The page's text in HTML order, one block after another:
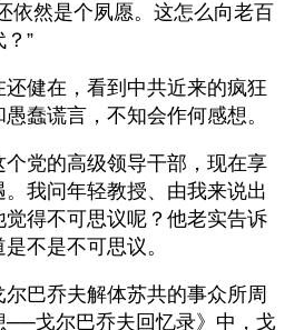
依然是个夙愿。这怎么向老百
”
健在，看到中共近来的疯狂
蠢谎言，不知会作何感想。
党的高级领导干部，现在享
我问年轻教授、由我来说出
得不可思议呢？他老实告诉
不是不可思议。
巴乔夫解体苏共的事众所周
──戈尔巴乔夫回忆录》中，戈